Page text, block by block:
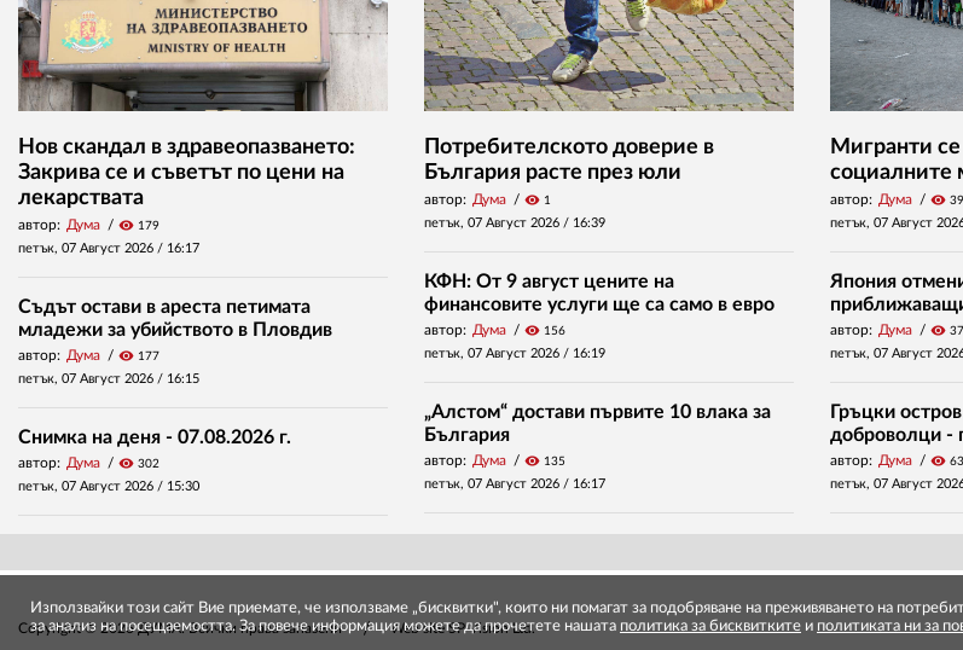
Нов скандал в здравеопазването:
Закрива се и съветът по цени на
лекарствата
автор: Дума visibility 179
петък, 07 Август 2026 / 16:17
Съдът остави в ареста петимата
младежи за убийството в Пловдив
автор: Дума visibility 177
петък, 07 Август 2026 / 16:15
Снимка на деня - 07.08.2026 г.
автор: Дума visibility 302
петък, 07 Август 2026 / 15:30
Потребителското доверие в
България расте през юли
автор: Дума visibility 1
петък, 07 Август 2026 / 16:39
КФН: От 9 август цените на
финансовите услуги ще са само в евро
автор: Дума visibility 156
петък, 07 Август 2026 / 16:19
„Алстом“ достави първите 10 влака за
България
автор: Дума visibility 135
петък, 07 Август 2026 / 16:17
Мигранти се
социалните
автор: Дума visibility
петък, 07 Август
Япония
автор: Дума visibility
петък, 07 Август
Гръцки
доброволци -
автор: Дума visibility
петък, 07 Август
Copyright © 2026 ДУМА. Всички права запазени Web siteSP Vision Ltd.
Използвайки този сайт Вие приемате, че използваме „бисквитки", които ни помагат за подобряване на преживяването на
за анализ на посещаемостта. За повече информация можете да прочетете нашата политика за бисквитките и политиката ни за